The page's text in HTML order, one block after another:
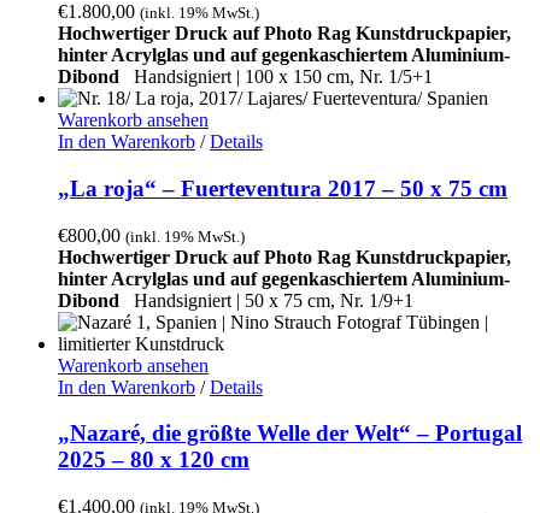
€1.800,00 (inkl. 19% MwSt.)
Hochwertiger Druck auf Photo Rag Kunstdruckpapier,
hinter Acrylglas und auf gegenkaschiertem Aluminium-
Dibond Handsigniert | 100 x 150 cm, Nr. 1/5+1
Warenkorb ansehen
In den Warenkorb / Details
„La roja“ – Fuerteventura 2017 – 50 x 75 cm
€800,00 (inkl. 19% MwSt.)
Hochwertiger Druck auf Photo Rag Kunstdruckpapier,
hinter Acrylglas und auf gegenkaschiertem Aluminium-
Dibond Handsigniert | 50 x 75 cm, Nr. 1/9+1
Warenkorb ansehen
In den Warenkorb / Details
„Nazaré, die größte Welle der Welt“ – Portugal
2025 – 80 x 120 cm
€1.400,00 (inkl. 19% MwSt.)